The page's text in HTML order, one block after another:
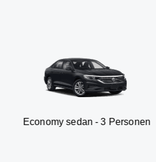
- 3 Personen